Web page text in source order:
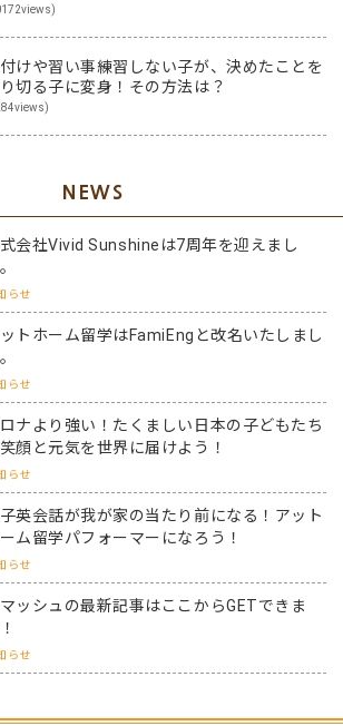
けや習い事練習しない子が、決めたことを
切る子に変身！その方法は？
NEWS
会社Vivid Sunshineは7周年を迎えまし
らせ
トホーム留学はFamiEngと改名いたしまし
らせ
ナより強い！たくましい日本の子どもたち
顔と元気を世界に届けよう！
らせ
英会話が我が家の当たり前になる！アット
ム留学パフォーマーになろう！
らせ
ッシュの最新記事はここからGETできま
らせ